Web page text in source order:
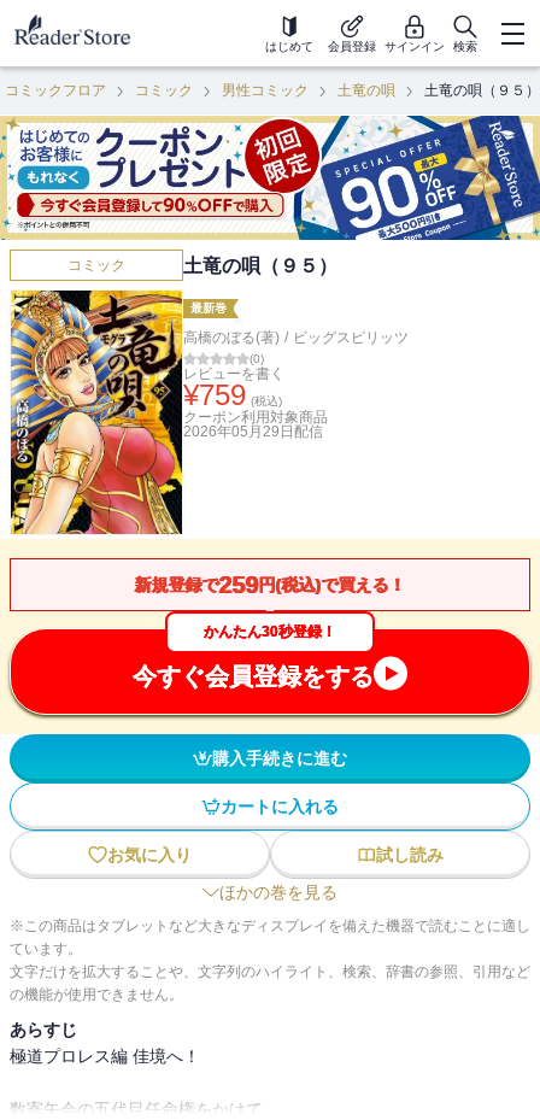
はじめて 会員登録 サインイン 検索
コミックフロア コミック 男性コミック 土竜の唄 土竜の唄（９５）
コミック 土竜の唄（９５）
最新巻
高橋のぼる(著) / ビッグスピリッツ
(0)
レビューを書く
¥759 (税込)
クーポン利用対象商品
2026年05月29日 配信
新規登録で259円(税込)で買える！
かんたん30秒登録！
今すぐ会員登録をする
購入手続きに進む
カートに入れる
お気に入り
試し読み
ほかの巻を見る
※この商品はタブレットなど大きなディスプレイを備えた機器で読むことに適し
ています。
文字だけを拡大することや、文字列のハイライト、検索、辞書の参照、引用など
の機能が使用できません。
あらすじ
極道プロレス編 佳境へ！
数寄矢会の五代目任命権をかけて